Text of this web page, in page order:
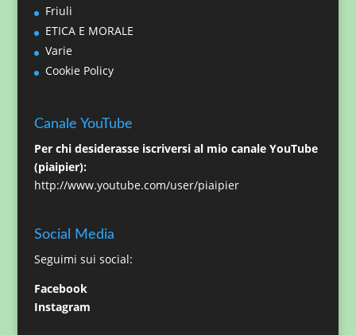
Friuli
ETICA E MORALE
Varie
Cookie Policy
Canale YouTube
Per chi desiderasse iscriversi al mio canale YouTube
(piaipier):
http://www.youtube.com/user/piaipier
Social Media
Seguimi sui social:
Facebook
Instagram